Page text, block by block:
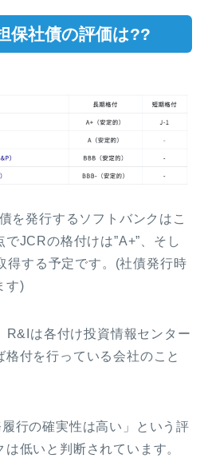
保社債の評価は??
を発行するソフトバンクはこ
JCRの格付けは”A+”、そし
得する予定です。(社債発行時
す)
R&Iは各付け投資情報センター
付を行っている会社のこと
行の確実性は高い」という評
低いと判断されています。